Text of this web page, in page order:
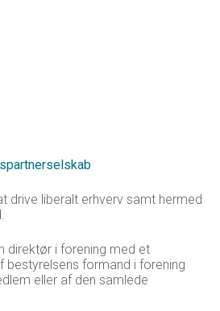
drive liberalt erhverv samt hermed
direktør i forening med et
bestyrelsens formand i forening
eller af den samlede